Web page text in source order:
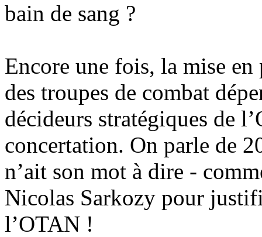
bain de sang ?
Encore une fois, la mise
des troupes de combat
décideurs stratégiques de
concertation. On parle de
n’ait son mot à dire -
Nicolas Sarkozy pour
l’OTAN !